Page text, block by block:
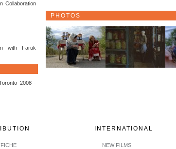
Collaboration
with Faruk
2008 -
PHOTOS
INTERNATIONAL
NEW FILMS